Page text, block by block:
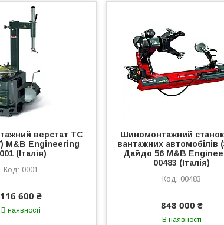
верстат ТС
M&B Engineering
(Італія)
0001
116 600 ₴
В наявності
Шиномонтажний
вантажних автомобілів
Дайдо 56 M&B
00483 (Італія)
00483
848 000 ₴
В наявності